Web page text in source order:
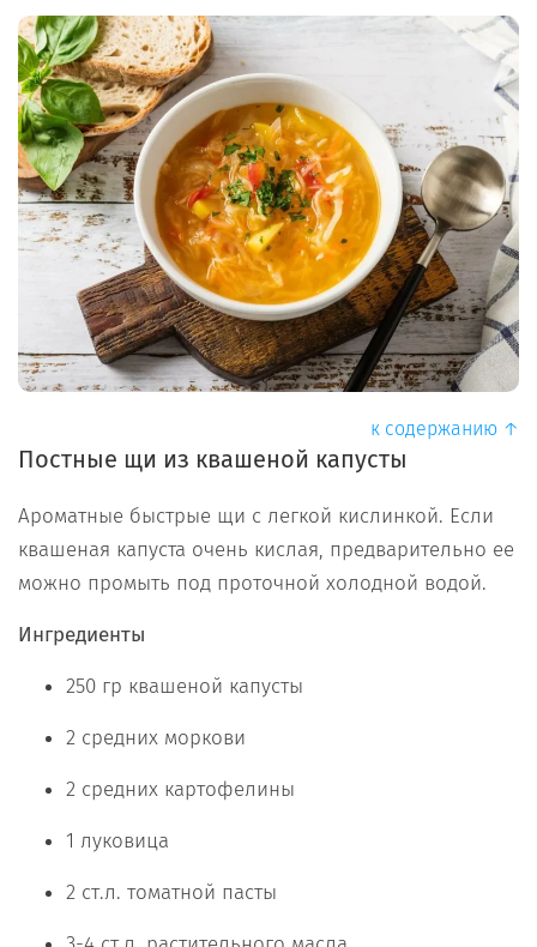
к содержанию ↑
Постные щи из квашеной капусты
Ароматные быстрые щи с легкой кислинкой. Если
квашеная капуста очень кислая, предварительно ее
можно промыть под проточной холодной водой.
Ингредиенты
250 гр квашеной капусты
2 средних моркови
2 средних картофелины
1 луковица
2 ст.л. томатной пасты